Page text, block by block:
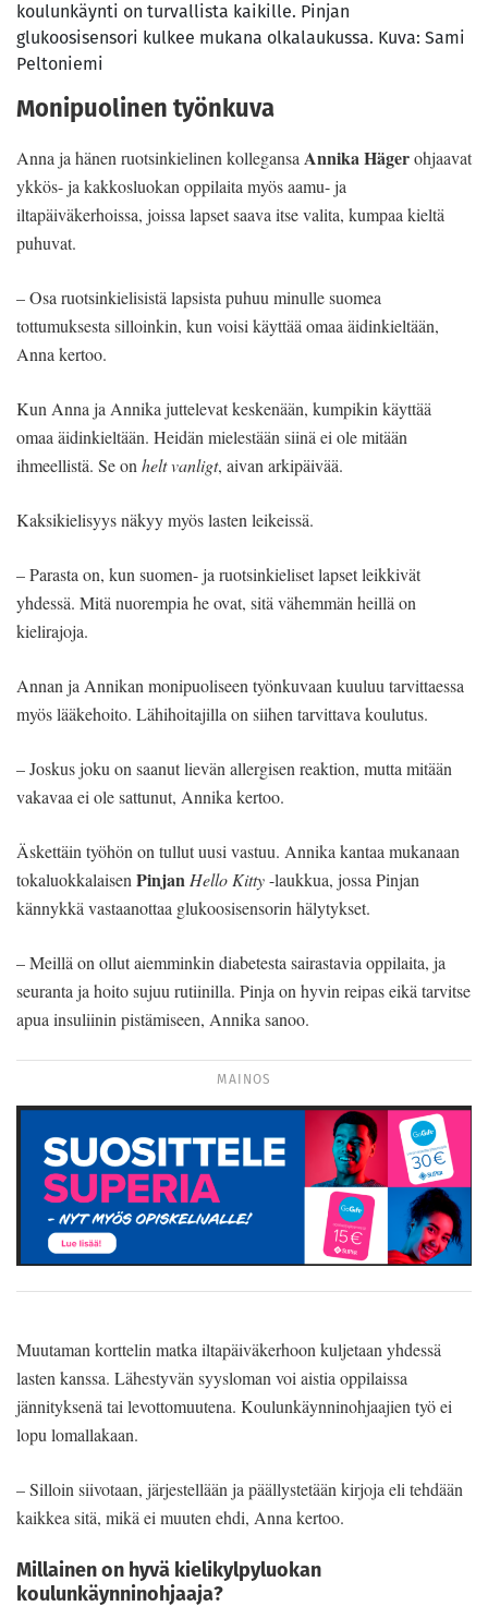
koulunkäynti on turvallista kaikille. Pinjan
glukoosisensori kulkee mukana olkalaukussa. Kuva: Sami
Peltoniemi
Monipuolinen työnkuva
Anna ja hänen ruotsinkielinen kollegansaAnnika Hägerohjaavat
ykkös- ja kakkosluokan oppilaita myös aamu- ja
iltapäiväkerhoissa, joissa lapset saava itse valita, kumpaa kieltä
puhuvat.
– Osa ruotsinkielisistä lapsista puhuu minulle suomea
tottumuksesta silloinkin, kun voisi käyttää omaa äidinkieltään,
Anna kertoo.
Kun Anna ja Annika juttelevat keskenään, kumpikin käyttää
omaa äidinkieltään. Heidän mielestään siinä ei ole mitään
ihmeellistä. Se onhelt vanligt, aivan arkipäivää.
Kaksikielisyys näkyy myös lasten leikeissä.
– Parasta on, kun suomen- ja ruotsinkieliset lapset leikkivät
yhdessä. Mitä nuorempia he ovat, sitä vähemmän heillä on
kielirajoja.
Annan ja Annikan monipuoliseen työnkuvaan kuuluu tarvittaessa
myös lääkehoito. Lähihoitajilla on siihen tarvittava koulutus.
– Joskus joku on saanut lievän allergisen reaktion, mutta mitään
vakavaa ei ole sattunut, Annika kertoo.
Äskettäin työhön on tullut uusi vastuu. Annika kantaa mukanaan
tokaluokkalaisenPinjanHello Kitty-laukkua, jossa Pinjan
kännykkä vastaanottaa glukoosisensorin hälytykset.
– Meillä on ollut aiemminkin diabetesta sairastavia oppilaita, ja
seuranta ja hoito sujuu rutiinilla. Pinja on hyvin reipas eikä tarvitse
apua insuliinin pistämiseen, Annika sanoo.
MAINOS
Muutaman korttelin matka iltapäiväkerhoon kuljetaan yhdessä
lasten kanssa. Lähestyvän syysloman voi aistia oppilaissa
jännityksenä tai levottomuutena. Koulunkäynninohjaajien työ ei
lopu lomallakaan.
– Silloin siivotaan, järjestellään ja päällystetään kirjoja eli tehdään
kaikkea sitä, mikä ei muuten ehdi, Anna kertoo.
Millainen on hyvä kielikylpyluokan
koulunkäynninohjaaja?